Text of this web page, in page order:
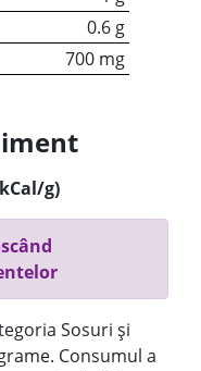
0.6 g
700 mg
g)
Sosuri și
Consumul a